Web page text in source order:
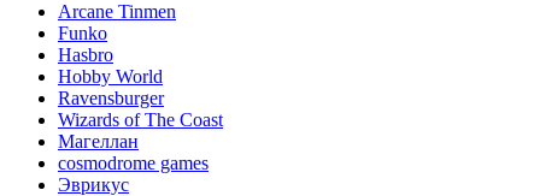
Arcane Tinmen
Funko
Hasbro
Hobby World
Ravensburger
Wizards of The Coast
Магеллан
сosmodrome games
Эврикус